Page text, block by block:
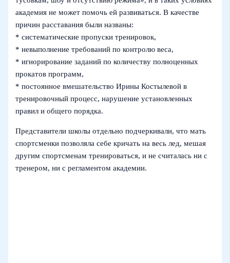
академия не может помочь ей развиваться. В качестве
причин расставания были названы:
* систематические пропуски тренировок,
* невыполнение требований по контролю веса,
* игнорирование заданий по количеству полноценных
прокатов программ,
* постоянное вмешательство Ирины Костылевой в
тренировочный процесс, нарушение установленных
правил и общего порядка.
Представители школы отдельно подчеркивали, что мать
спортсменки позволяла себе кричать на весь лед, мешая
другим спортсменам тренироваться, и не считалась ни с
тренером, ни с регламентом академии.